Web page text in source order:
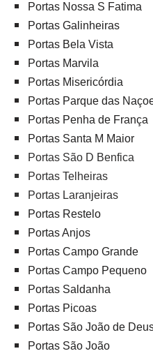
Portas Nossa S Fatima
Portas Galinheiras
Portas Bela Vista
Portas Marvila
Portas Misericórdia
Portas Parque das
Portas Penha de França
Portas Santa M Maior
Portas São D Benfica
Portas Telheiras
Portas Laranjeiras
Portas Restelo
Portas Anjos
Portas Campo Grande
Portas Campo Pequeno
Portas Saldanha
Portas Picoas
Portas São João de
Portas São João